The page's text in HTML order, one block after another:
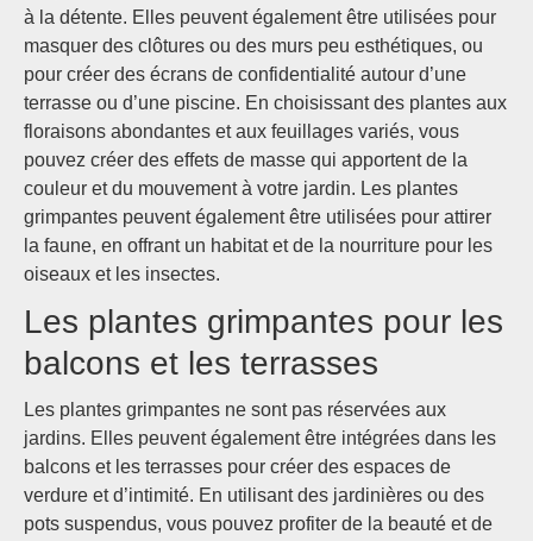
à la détente. Elles peuvent également être utilisées pour
masquer des clôtures ou des murs peu esthétiques, ou
pour créer des écrans de confidentialité autour d’une
terrasse ou d’une piscine. En choisissant des plantes aux
floraisons abondantes et aux feuillages variés, vous
pouvez créer des effets de masse qui apportent de la
couleur et du mouvement à votre jardin. Les plantes
grimpantes peuvent également être utilisées pour attirer
la faune, en offrant un habitat et de la nourriture pour les
oiseaux et les insectes.
Les plantes grimpantes pour les
balcons et les terrasses
Les plantes grimpantes ne sont pas réservées aux
jardins. Elles peuvent également être intégrées dans les
balcons et les terrasses pour créer des espaces de
verdure et d’intimité. En utilisant des jardinières ou des
pots suspendus, vous pouvez profiter de la beauté et de